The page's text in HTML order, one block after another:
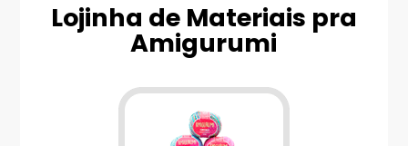
Lojinha de Materiais pra
Amigurumi